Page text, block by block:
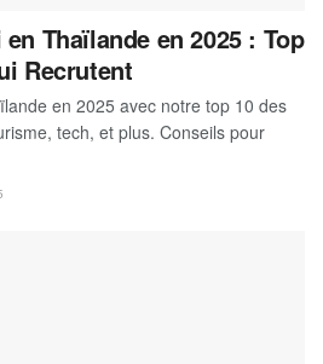
Thaïlande en 2025 : Top
Recrutent
en 2025 avec notre top 10 des
tech, et plus. Conseils pour